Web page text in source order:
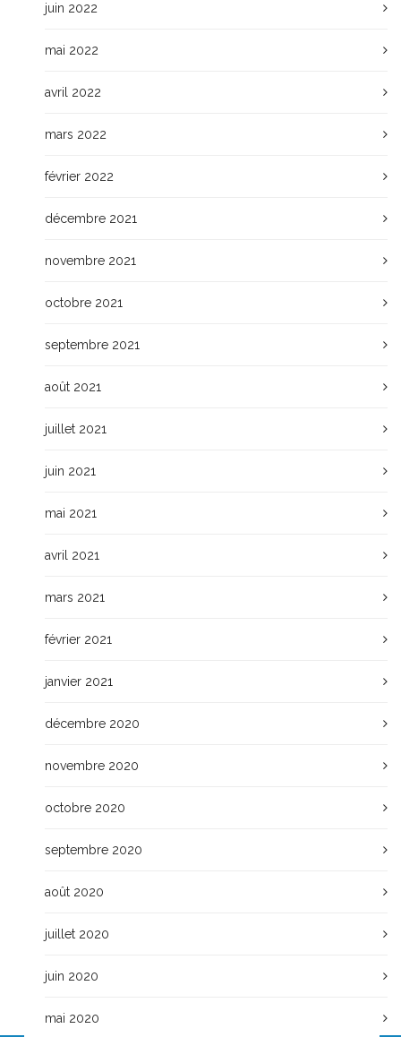
juin 2022
mai 2022
avril 2022
mars 2022
février 2022
décembre 2021
novembre 2021
octobre 2021
septembre 2021
août 2021
juillet 2021
juin 2021
mai 2021
avril 2021
mars 2021
février 2021
janvier 2021
décembre 2020
novembre 2020
octobre 2020
septembre 2020
août 2020
juillet 2020
juin 2020
mai 2020